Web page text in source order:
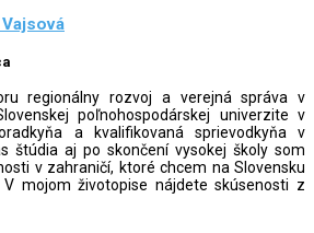
regionálny rozvoj a verejná správa v
poľnohospodárskej univerzite v
a kvalifikovaná sprievodkyňa v
štúdia aj po skončení vysokej školy som
v zahraničí, ktoré chcem na Slovensku
mojom životopise nájdete skúsenosti z